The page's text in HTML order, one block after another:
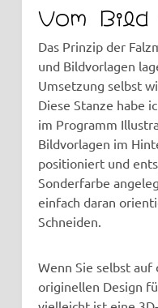
Vom
Das Prinzip der
und Bildvorlagen
Umsetzung selbst
Diese Stanze habe
im Programm
Bildvorlagen im
positioniert und
Sonderfarbe
einfach daran
Schneiden.
Wenn Sie selbst auf
originellen Design